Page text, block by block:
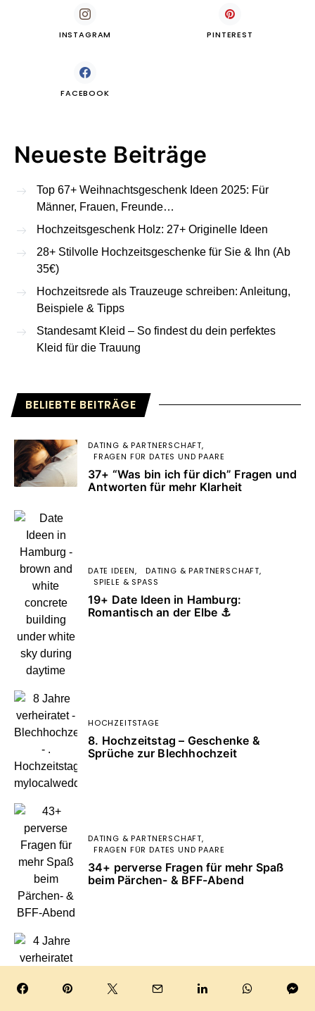
INSTAGRAM PINTEREST
FACEBOOK
Neueste Beiträge
Top 67+ Weihnachtsgeschenk Ideen 2025: Für
Männer, Frauen, Freunde…
Hochzeitsgeschenk Holz: 27+ Originelle Ideen
28+ Stilvolle Hochzeitsgeschenke für Sie & Ihn (Ab
35€)
Hochzeitsrede als Trauzeuge schreiben: Anleitung,
Beispiele & Tipps
Standesamt Kleid – So findest du dein perfektes
Kleid für die Trauung
BELIEBTE BEITRÄGE
DATING & PARTNERSCHAFT
FRAGEN FÜR DATES UND PAARE
37+ “Was bin ich für dich” Fragen und
Antworten für mehr Klarheit
DATE IDEEN
DATING & PARTNERSCHAFT
SPIELE & SPASS
19+ Date Ideen in Hamburg:
Romantisch an der Elbe ⚓️
HOCHZEITSTAGE
8. Hochzeitstag – Geschenke &
Sprüche zur Blechhochzeit
DATING & PARTNERSCHAFT
FRAGEN FÜR DATES UND PAARE
34+ perverse Fragen für mehr Spaß
beim Pärchen- & BFF-Abend
24 Jahre verheiratet: Geschenke &